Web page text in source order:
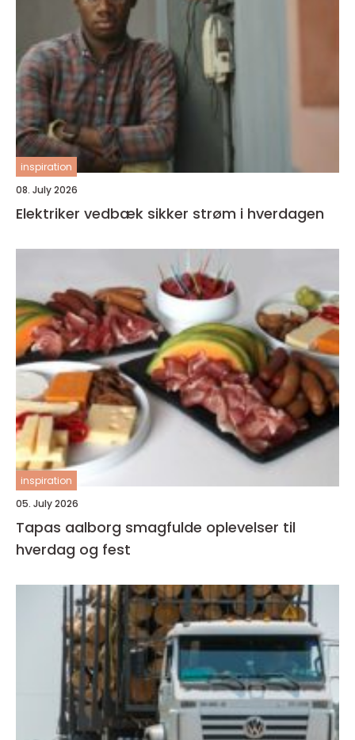
inspiration
08. July 2026
Elektriker vedbæk sikker strøm i hverdagen
inspiration
05. July 2026
Tapas aalborg smagfulde oplevelser til
hverdag og fest